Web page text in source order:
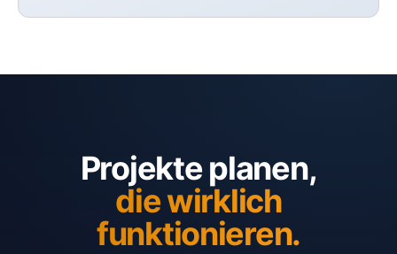
Projekte planen,
die wirklich
funktionieren.